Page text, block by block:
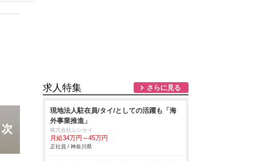
求人特集 さらに見る
現地法人駐在員/タイ/としての活躍も「海
外事業推進」
株式会社シンセイ
月給34万円～45万円
正社員 / 神奈川県